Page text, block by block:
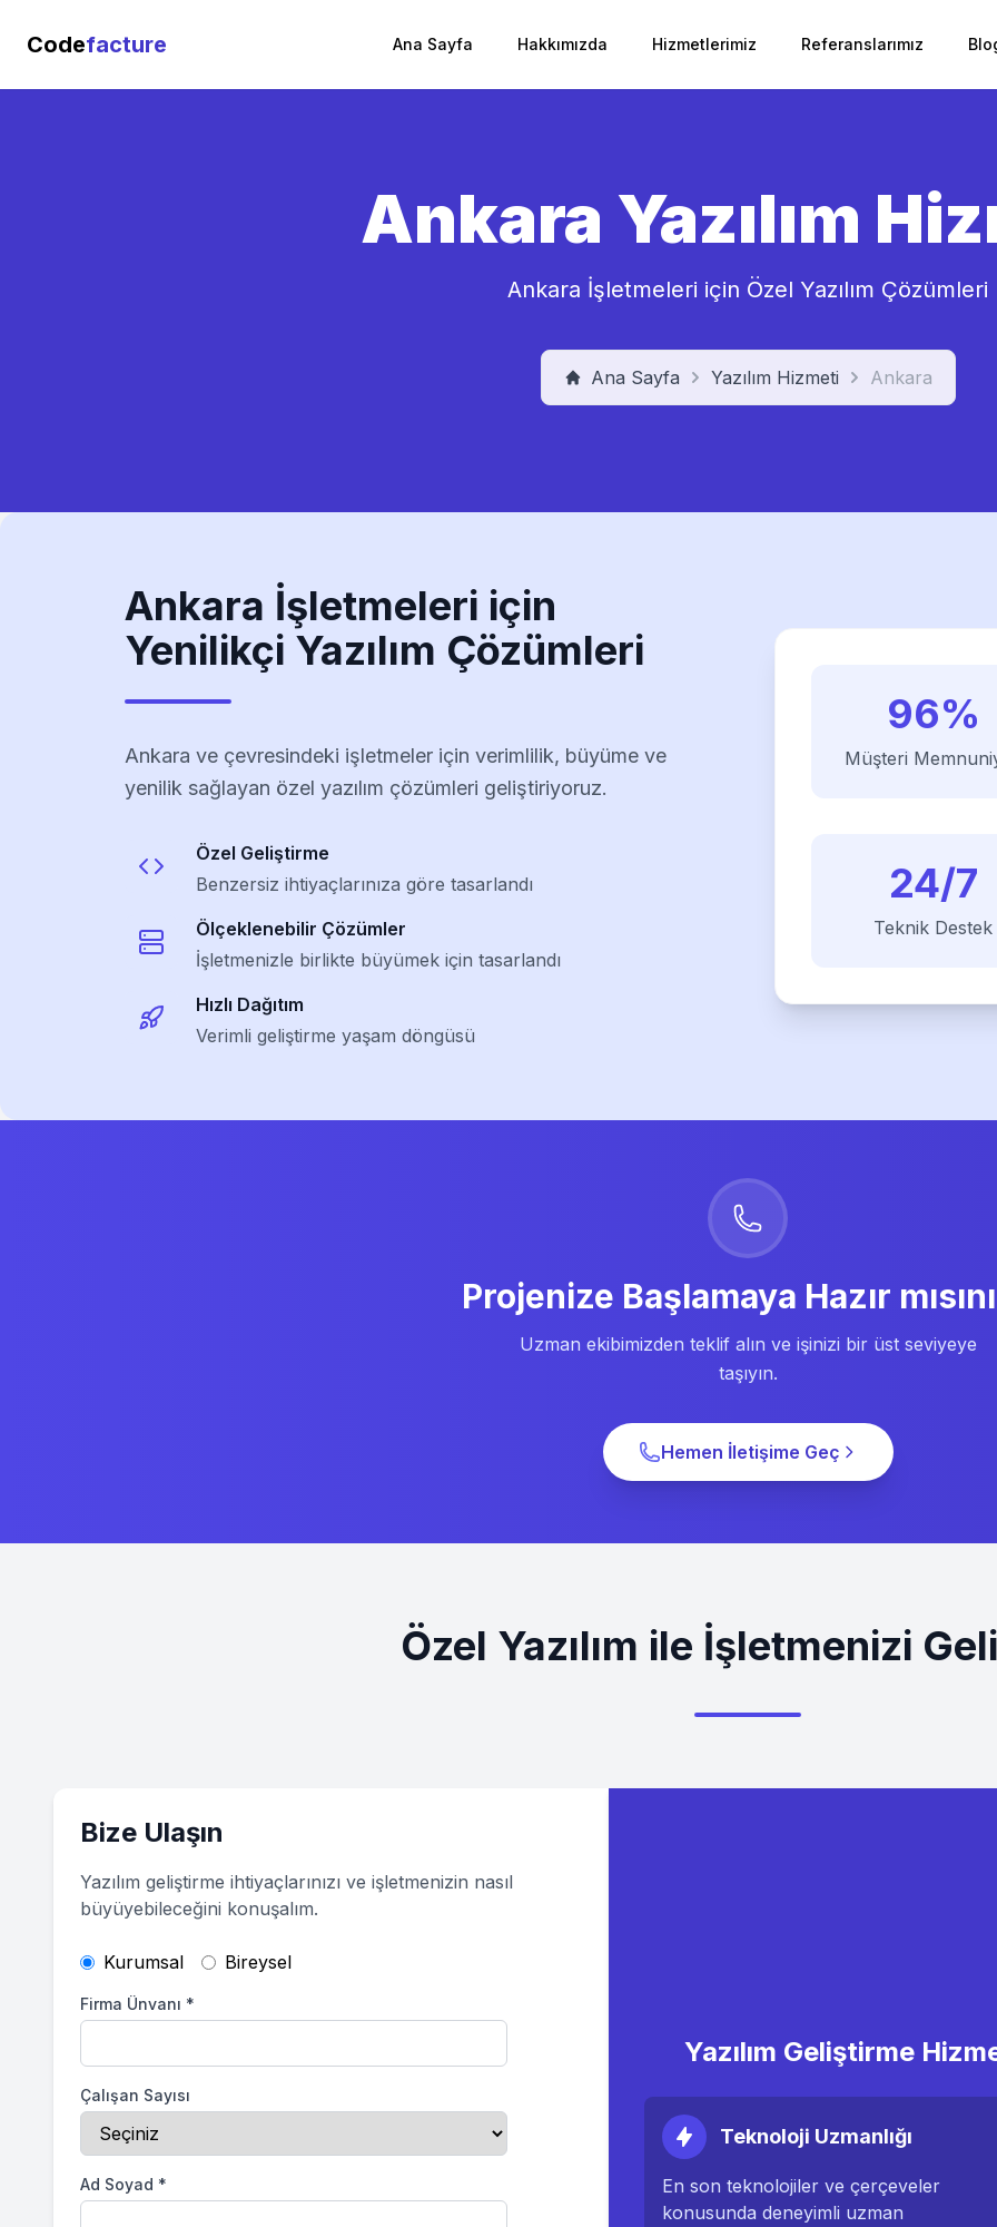
Codefacture Ana Sayfa Hakkımızda Hizmetlerimiz Referanslarımız
Ankara Yazılım
Ankara İşletmeleri için Özel Yazılım Çözümleri
Ana Sayfa Yazılım Hizmeti Ankara
Ankara İşletmeleri için
Yenilikçi Yazılım Çözümleri
Ankara ve çevresindeki işletmeler için verimlilik, büyüme ve
yenilik sağlayan özel yazılım çözümleri geliştiriyoruz.
Özel Geliştirme
Benzersiz ihtiyaçlarınıza göre tasarlandı
Ölçeklenebilir Çözümler
İşletmenizle birlikte büyümek için tasarlandı
Hızlı Dağıtım
Verimli geliştirme yaşam döngüsü
96%
Müşteri
24/7
Teknik Destek
Projenize Başlamaya Hazır
Uzman ekibimizden teklif alın ve işinizi bir üst seviyeye
taşıyın.
Hemen İletişime Geç
Özel Yazılım ile İşletmenizi
Bize Ulaşın
Yazılım geliştirme ihtiyaçlarınızı ve işletmenizin nasıl
büyüyebileceğini konuşalım.
Kurumsal Bireysel
Firma Ünvanı *
Çalışan Sayısı
Ad Soyad *
Yazılım Geliştirme
Teknoloji Uzmanlığı
En son teknolojiler ve çerçeveler
konusunda deneyimli uzman